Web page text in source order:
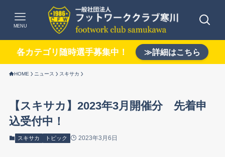
MENU
各カテゴリ随時選手募集中！ ≫詳細はこちら
HOME ニュース スキサカ
【スキサカ】2023年3月開催分 先着申
込受付中！
スキサカ トピック 2023年3月6日